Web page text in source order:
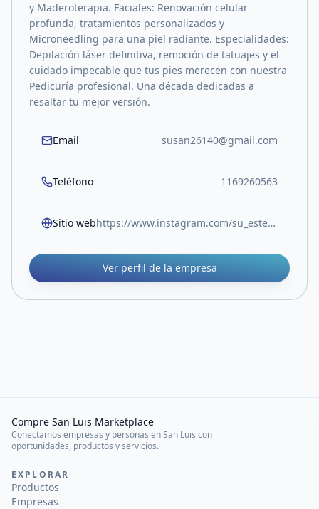
y Maderoterapia. Faciales: Renovación celular
profunda, tratamientos personalizados y
Microneedling para una piel radiante. Especialidades:
Depilación láser definitiva, remoción de tatuajes y el
cuidado impecable que tus pies merecen con nuestra
Pedicuría profesional. Una década dedicadas a
resaltar tu mejor versión.
Email susan26140@gmail.com
Teléfono 1169260563
Sitio web https://www.instagram.com/su_estetica.ok?utm_source=ig_web_button_share_sheet&igsh=ZDNlZDc0MzIxNw==
Ver perfil de la empresa
Compre San Luis Marketplace
Conectamos empresas y personas en San Luis con
oportunidades, productos y servicios.
EXPLORAR
Productos
Empresas